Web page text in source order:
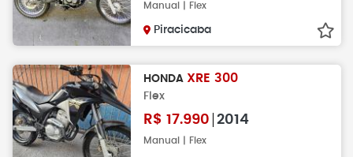
Manual | Flex
Piracicaba
HONDA XRE 300
Flex
R$ 17.990 2014
Manual | Flex